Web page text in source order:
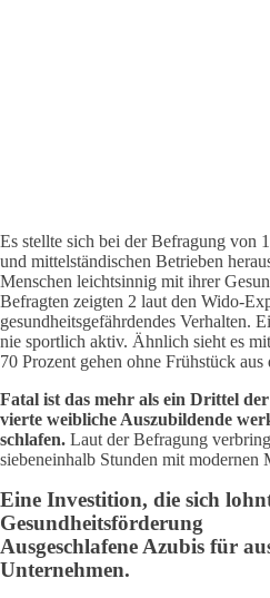
Es stellte sich bei der Befragung von
und mittelständischen Betrieben
Menschen leichtsinnig mit ihrer
Befragten zeigten 2 laut den Wido-
gesundheitsgefährdendes Verhalten.
nie sportlich aktiv. Ähnlich sieht es
70 Prozent gehen ohne Frühstück aus
Fatal ist das mehr als ein Drittel
vierte weibliche Auszubildende
schlafen. Laut der Befragung
siebeneinhalb Stunden mit modernen
Eine Investition, die sich
Gesundheitsförderung
Ausgeschlafene Azubis für
Unternehmen.